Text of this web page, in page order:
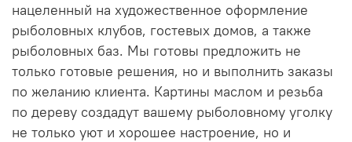
нацеленный на художественное оформление
рыболовных клубов, гостевых домов, а также
рыболовных баз. Мы готовы предложить не
только готовые решения, но и выполнить заказы
по желанию клиента. Картины маслом и резьба
по дереву создадут вашему рыболовному уголку
не только уют и хорошее настроение, но и